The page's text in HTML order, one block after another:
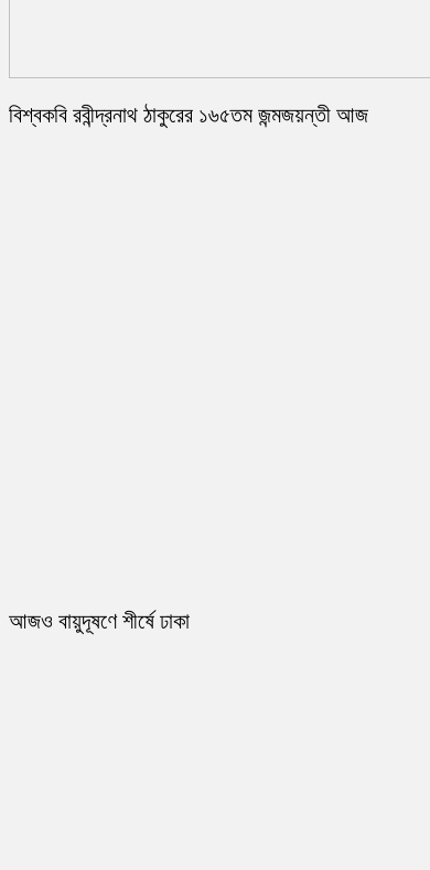
বিশ্বকবি রবীন্দ্রনাথ ঠাকুরের ১৬৫তম জন্মজয়ন্তী আজ
আজও বায়ুদূষণে শীর্ষে ঢাকা